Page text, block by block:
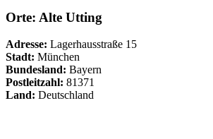
Orte: Alte Utting
Adresse: Lagerhausstraße 15
Stadt: München
Bundesland: Bayern
Postleitzahl: 81371
Land: Deutschland